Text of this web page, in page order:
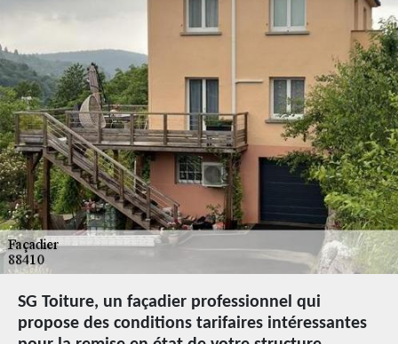
SG Toiture, un façadier professionnel qui
propose des conditions tarifaires intéressantes